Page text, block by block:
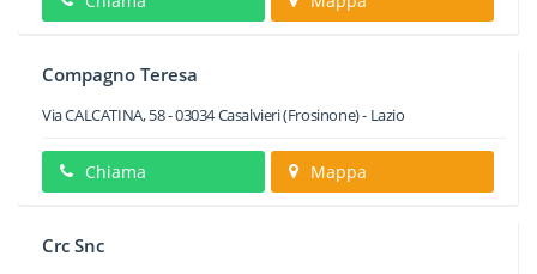
Compagno Teresa
Via CALCATINA, 58-03034Casalvieri(Frosinone) - Lazio
Chiama Mappa
Crc Snc